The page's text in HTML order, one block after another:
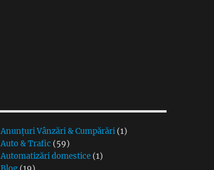
Anunțuri Vânzări & Cumpărări (1)
Auto & Trafic (59)
Automatizări domestice (1)